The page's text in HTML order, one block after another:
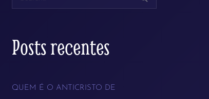
s
q
i
Posts recentes
QUEM É O ANTICRISTO DE